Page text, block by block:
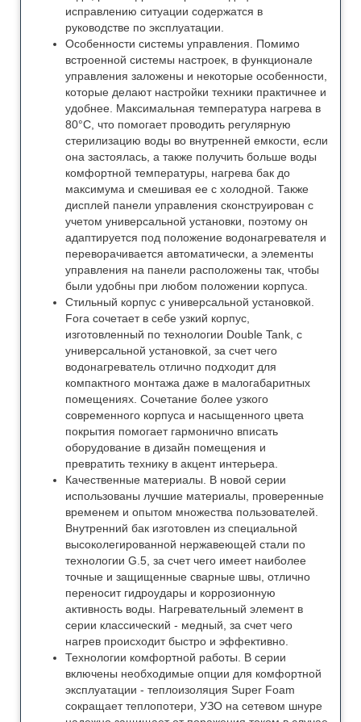
исправлению ситуации содержатся в
руководстве по эксплуатации.
Особенности системы управления. Помимо
встроенной системы настроек, в функционале
управления заложены и некоторые особенности,
которые делают настройки техники практичнее и
удобнее. Максимальная температура нагрева в
80°С, что помогает проводить регулярную
стерилизацию воды во внутренней емкости, если
она застоялась, а также получить больше воды
комфортной температуры, нагрева бак до
максимума и смешивая ее с холодной. Также
дисплей панели управления сконструирован с
учетом универсальной установки, поэтому он
адаптируется под положение водонагревателя и
переворачивается автоматически, а элементы
управления на панели расположены так, чтобы
были удобны при любом положении корпуса.
Стильный корпус с универсальной установкой.
Forа сочетает в себе узкий корпус,
изготовленный по технологии Double Tank, с
универсальной установкой, за счет чего
водонагреватель отлично подходит для
компактного монтажа даже в малогабаритных
помещениях. Сочетание более узкого
современного корпуса и насыщенного цвета
покрытия помогает гармонично вписать
оборудование в дизайн помещения и
превратить технику в акцент интерьера.
Качественные материалы. В новой серии
использованы лучшие материалы, проверенные
временем и опытом множества пользователей.
Внутренний бак изготовлен из специальной
высоколегированной нержавеющей стали по
технологии G.5, за счет чего имеет наиболее
точные и защищенные сварные швы, отлично
переносит гидроудары и коррозионную
активность воды. Нагревательный элемент в
серии классический - медный, за счет чего
нагрев происходит быстро и эффективно.
Технологии комфортной работы. В серии
включены необходимые опции для комфортной
эксплуатации - теплоизоляция Super Foam
сокращает теплопотери, УЗО на сетевом шнуре